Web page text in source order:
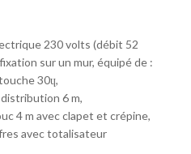
230 volts (débit 52
sur un mur, équipé de :
30ɥ,
6 m,
4 m avec clapet et crépine,
avec totalisateur